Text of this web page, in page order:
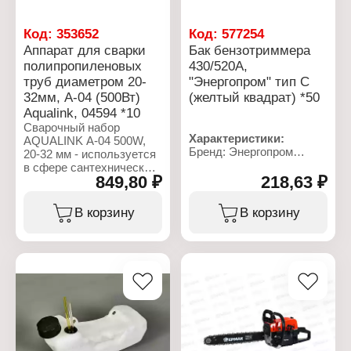
Диапазон температуры:
0-300 С
Упаковка: в кейсе
Материал кейса: пластик
элемента: мечевидный
Диапазон температуры:
0-300 С
Упаковка: в кейсе
Материал кейса: металл
Код: 353652
Аппарат для сварки
полипропиленовых
труб диаметром 20-
32мм, А-04 (500Вт)
Aqualink, 04594 *10
Сварочный набор
AQUALINK A-04 500W,
20-32 мм - используется
в сфере сантехнических
работ для монтажа
отопительных систем в
бытовых помещениях.
толщины в диапазоне
32 мм. Благодаря
специальной устойчивой
подставке монтаж
аппарата на столе
849,80 ₽
В корзину
Код:577254
Бак бензотриммера
430/520А,
"Энергопром" тип С
(желтый квадрат) *50
Характеристики:
Бренд: Энергопром
Тип товара: Бак
Назначение: для
бензотриммера
Тип: тип С
Комплектация: бак
Материал: пластик
218,63 ₽
В корзину